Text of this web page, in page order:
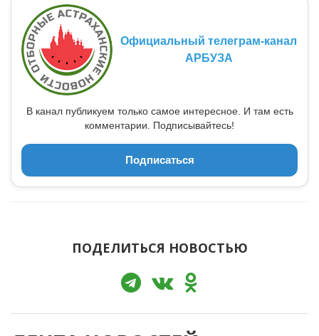
Официальный телеграм-канал
АРБУЗА
В канал публикуем только самое интересное. И там есть
комментарии. Подписывайтесь!
Подписаться
ПОДЕЛИТЬСЯ НОВОСТЬЮ